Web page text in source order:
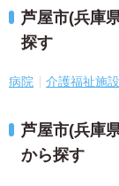
芦屋市(兵庫
探す
病院 介護福祉施設
芦屋市(兵庫
から探す